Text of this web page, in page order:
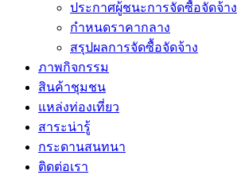
ประกาศผู้ชนะการจัดซื้อจัดจ้าง
กำหนดราคากลาง
สรุปผลการจัดซื้อจัดจ้าง
ภาพกิจกรรม
สินค้าชุมชน
แหล่งท่องเที่ยว
สาระน่ารู้
กระดานสนทนา
ติดต่อเรา